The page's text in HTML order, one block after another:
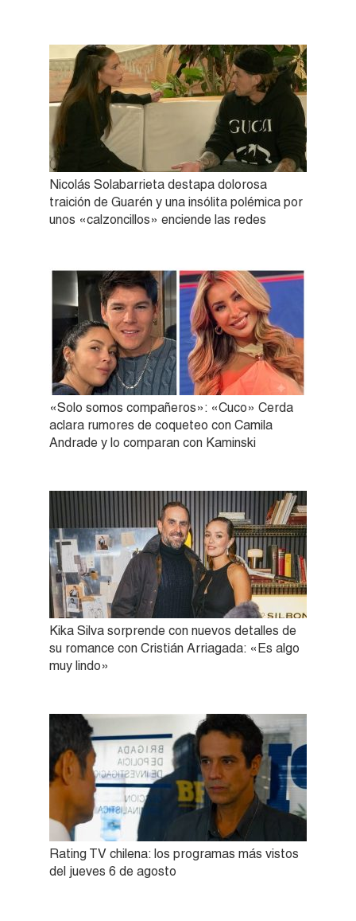
Nicolás Solabarrieta destapa dolorosa
traición de Guarén y una insólita polémica por
unos «calzoncillos» enciende las redes
«Solo somos compañeros»: «Cuco» Cerda
aclara rumores de coqueteo con Camila
Andrade y lo comparan con Kaminski
Kika Silva sorprende con nuevos detalles de
su romance con Cristián Arriagada: «Es algo
muy lindo»
Rating TV chilena: los programas más vistos
del jueves 6 de agosto